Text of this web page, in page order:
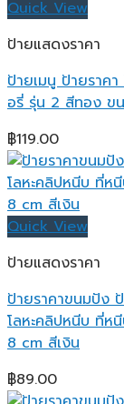
Quick View
ป้ายแสดงราคา
ป้ายเมนู ป้ายราค
อรี่ รุ่น 2 สีทอง ข
฿119.00
Quick View
ป้ายแสดงราคา
ป้ายราคาขนมปัง
โลหะคลิปหนีบ ที่ห
8 cm สีเงิน
฿89.00